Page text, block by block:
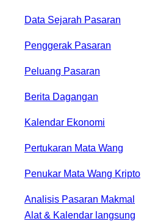
Data Sejarah Pasaran
Penggerak Pasaran
Peluang Pasaran
Berita Dagangan
Kalendar Ekonomi
Pertukaran Mata Wang
Penukar Mata Wang Kripto
Analisis Pasaran Makmal
Alat & Kalendar langsung